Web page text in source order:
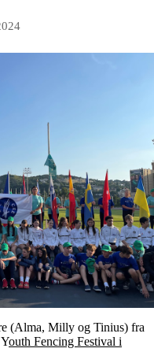
(Alma, Milly og Tinius) fra
outh Fencing Festival i